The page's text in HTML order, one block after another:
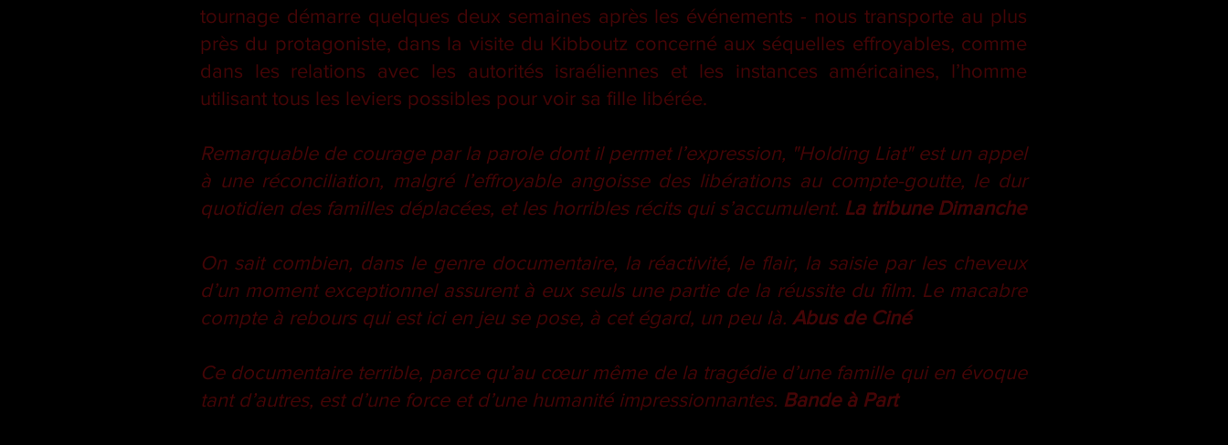
tournage démarre quelques deux semaines après les événements - nous transporte au plus
près du protagoniste, dans la visite du Kibboutz concerné aux séquelles effroyables, comme
dans les relations avec les autorités israéliennes et les instances américaines, l’homme
utilisant tous les leviers possibles pour voir sa fille libérée.
Remarquable de courage par la parole dont il permet l’expression, "Holding Liat" est un appel
à une réconciliation, malgré l’effroyable angoisse des libérations au compte-goutte, le dur
quotidien des familles déplacées, et les horribles récits qui s’accumulent. La tribune Dimanche
On sait combien, dans le genre documentaire, la réactivité, le flair, la saisie par les cheveux
d’un moment exceptionnel assurent à eux seuls une partie de la réussite du film. Le macabre
compte à rebours qui est ici en jeu se pose, à cet égard, un peu là. Abus de Ciné
Ce documentaire terrible, parce qu’au cœur même de la tragédie d’une famille qui en évoque
tant d’autres, est d’une force et d’une humanité impressionnantes. Bande à Part